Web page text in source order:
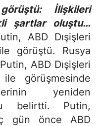
İlişkileri
şartlar oluştu…
ABD Dışişleri
görüştü. Rusya
ABD Dışişleri
görüşmesinde
yeniden
belirtti. Putin,
gün önce ABD